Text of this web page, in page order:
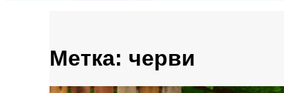
Метка: черви